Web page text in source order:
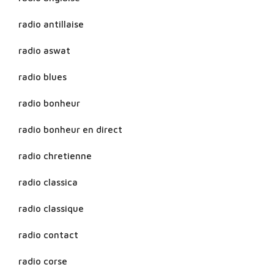
radio antillaise
radio aswat
radio blues
radio bonheur
radio bonheur en direct
radio chretienne
radio classica
radio classique
radio contact
radio corse